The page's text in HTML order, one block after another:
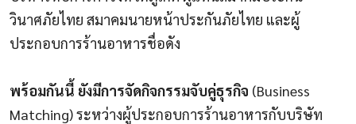
วินาศภัยไทย สมาคมนายหน้าประกันภัยไทย และผู้
ประกอบการร้านอาหารชื่อดัง
พร้อมกันนี้ ยังมีการจัดกิจกรรมจับคู่ธุรกิจ (Business
Matching) ระหว่างผู้ประกอบการร้านอาหารกับบริษัท